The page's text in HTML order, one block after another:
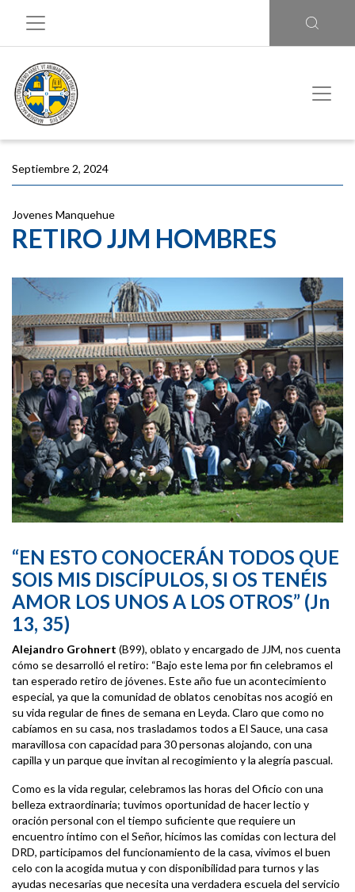
Septiembre 2, 2024
Jovenes Manquehue
RETIRO JJM HOMBRES
“EN ESTO CONOCERÁN TODOS QUE
SOIS MIS DISCÍPULOS, SI OS TENÉIS
AMOR LOS UNOS A LOS OTROS” (Jn
13, 35)
Alejandro Grohnert (B99), oblato y encargado de JJM, nos cuenta
cómo se desarrolló el retiro: “Bajo este lema por fin celebramos el
tan esperado retiro de jóvenes. Este año fue un acontecimiento
especial, ya que la comunidad de oblatos cenobitas nos acogió en
su vida regular de fines de semana en Leyda. Claro que como no
cabíamos en su casa, nos trasladamos todos a El Sauce, una casa
maravillosa con capacidad para 30 personas alojando, con una
capilla y un parque que invitan al recogimiento y la alegría pascual.
Como es la vida regular, celebramos las horas del Oficio con una
belleza extraordinaria; tuvimos oportunidad de hacer lectio y
oración personal con el tiempo suficiente que requiere un
encuentro íntimo con el Señor, hicimos las comidas con lectura del
DRD, participamos del funcionamiento de la casa, vivimos el buen
celo con la acogida mutua y con disponibilidad para turnos y las
ayudas necesarias que necesita una verdadera escuela del servicio